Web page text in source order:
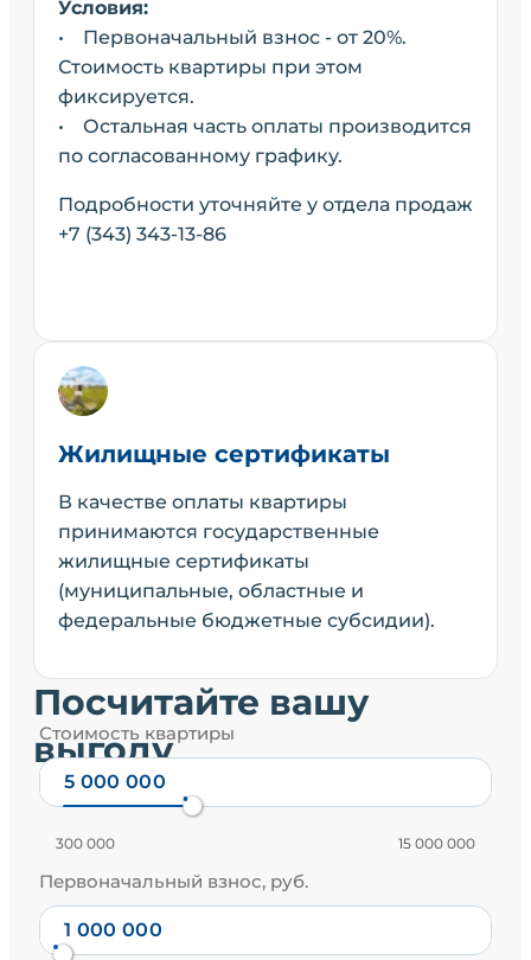
Условия:
• Первоначальный взнос - от 20%.
Стоимость квартиры при этом
фиксируется.
• Остальная часть оплаты производится
по согласованному графику.
Подробности уточняйте у отдела продаж
+7 (343) 343-13-86
Жилищные сертификаты
В качестве оплаты квартиры
принимаются государственные
жилищные сертификаты
(муниципальные, областные и
федеральные бюджетные субсидии).
Посчитайте вашу
выгоду
Стоимость квартиры
300 000 15 000 000
Первоначальный взнос, руб.